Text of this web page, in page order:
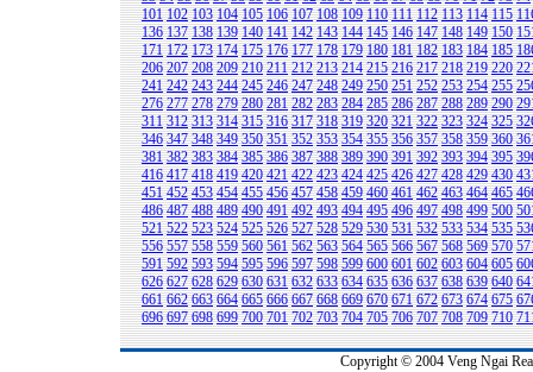
101 102 103 104 105 106 107 108 109 110 111 112 113 114 115
136 137 138 139 140 141 142 143 144 145 146 147 148 149 150
171 172 173 174 175 176 177 178 179 180 181 182 183 184 185
206 207 208 209 210 211 212 213 214 215 216 217 218 219 220
241 242 243 244 245 246 247 248 249 250 251 252 253 254 255
276 277 278 279 280 281 282 283 284 285 286 287 288 289 290
311 312 313 314 315 316 317 318 319 320 321 322 323 324 325
346 347 348 349 350 351 352 353 354 355 356 357 358 359 360
381 382 383 384 385 386 387 388 389 390 391 392 393 394 395
416 417 418 419 420 421 422 423 424 425 426 427 428 429 430
451 452 453 454 455 456 457 458 459 460 461 462 463 464 465
486 487 488 489 490 491 492 493 494 495 496 497 498 499 500
521 522 523 524 525 526 527 528 529 530 531 532 533 534 535
556 557 558 559 560 561 562 563 564 565 566 567 568 569 570
591 592 593 594 595 596 597 598 599 600 601 602 603 604 605
626 627 628 629 630 631 632 633 634 635 636 637 638 639 640
661 662 663 664 665 666 667 668 669 670 671 672 673 674 675
696 697 698 699 700 701 702 703 704 705 706 707 708 709 710
Copyright © 2004 Veng Ngai